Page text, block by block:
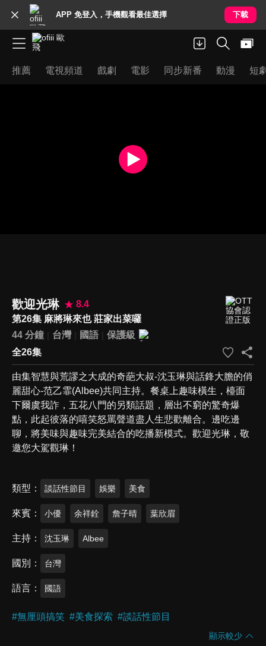
APP 免登入，手機觀看最佳選擇 下載
推薦 電視頻道 戲劇 電影 同步新番 動漫 短
歡迎光琳
8.4
第26集 麻將琳來也 莊家出菜囉
44 分鐘
台灣 國語
保護級
全26集
由集智慧與荒謬之大成的奇葩大叔-沈玉琳與話鋒大膽的俏
麗甜心-范乙霏(Albee)共同主持。餐桌上趣味橫生，檯面
下爾虞我詐，五花八門的另類話題，層出不窮的驚奇爆
點，此起彼落的嘻笑怒罵聲道盡人生悲歡離合。邊吃邊
聊，將美味與趣味完美結合的吃播新模式。歡迎光琳，敬
邀您大駕觀琳！
類型 談話性節目 娛樂 美食
來賓 小優 余祥銓 詹子晴 葉欣眉
主持 沈玉琳 Albee
國別 台灣
語言 國語
#無厘頭搞笑 #美食探索 #談話性節目
顯示較少